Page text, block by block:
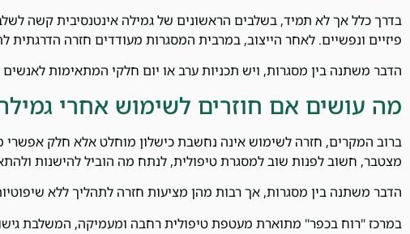
בדרך כלל אך לא תמיד, בשלבים הראשונים של גמילה אינטנסיבית קשה
פיזיים ונפשיים. לאחר הייצוב, במרבית המסגרות מעודדים חזרה
הדבר משתנה בין מסגרות, ויש תכניות ערב או יום חלקי המתאימות
מה עושים אם חוזרים לשימוש אחרי
ברוב המקרים, חזרה לשימוש אינה נחשבת כישלון מוחלט אלא חלק אפשרי
מצטבר, חשוב לפנות שוב למסגרת טיפולית, לנתח מה הוביל להישנות
הדבר משתנה בין מסגרות, אך רבות מהן מציעות חזרה לתהליך ללא
במרכז "רוח בכפר" מתוארת מעטפת טיפולית רחבה ומעמיקה, המשלבת